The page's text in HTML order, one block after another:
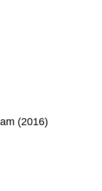
(2016)